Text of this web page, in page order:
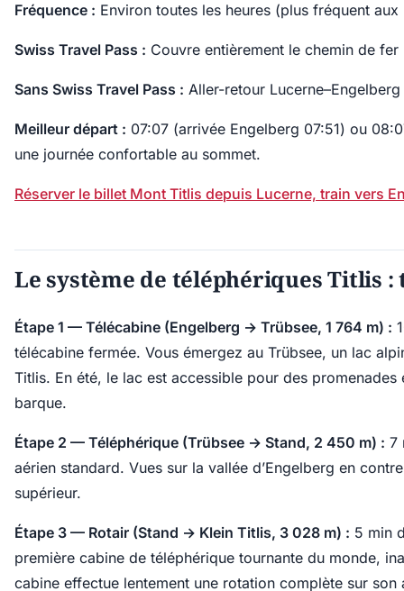
Fréquence : Environ toutes les heures (plus fréquent
Swiss Travel Pass : Couvre entièrement le chemin de fer
Sans Swiss Travel Pass : Aller-retour
Meilleur départ : 07:07 (arrivée Engelberg 07:51) ou
une journée confortable au sommet.
Réserver le billet Mont Titlis depuis Lucerne, train vers
Le système de téléphériques Titlis :
Étape 1 — Télécabine (Engelberg → Trübsee, 1 764 m) :
télécabine fermée. Vous émergez au Trübsee, un lac
Titlis. En été, le lac est accessible pour des promenades
barque.
Étape 2 — Téléphérique (Trübsee → Stand, 2 450 m) : 7
aérien standard. Vues sur la vallée d’Engelberg en
supérieur.
Étape 3 — Rotair (Stand → Klein Titlis, 3 028 m) : 5 min
première cabine de téléphérique tournante du monde,
cabine effectue lentement une rotation complète sur son